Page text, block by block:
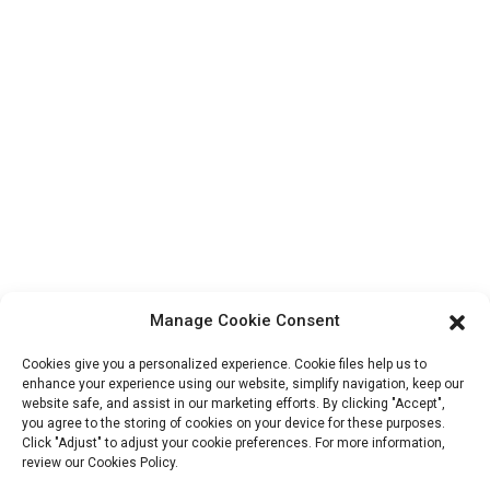
HuiZhou, 516157, Chine
fannie@hzdlpack.com
+86 13410678885
Bulletins D'information
Manage Cookie Consent
Cookies give you a personalized experience. Cookie files help us to
enhance your experience using our website, simplify navigation, keep our
website safe, and assist in our marketing efforts. By clicking "Accept",
you agree to the storing of cookies on your device for these purposes.
Click "Adjust" to adjust your cookie preferences. For more information,
review our Cookies Policy.